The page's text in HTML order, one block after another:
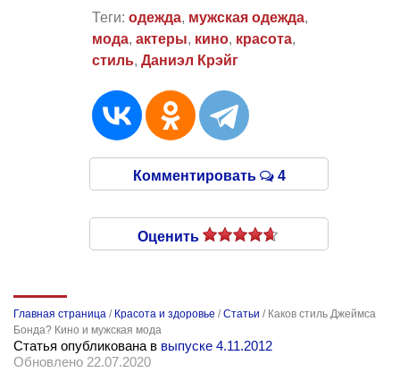
Теги: одежда, мужская одежда,
мода, актеры, кино, красота,
стиль, Даниэл Крэйг
Комментировать 4
Оценить
Главная страница / Красота и здоровье /Статьи / Каков стиль Джеймса
Бонда? Кино и мужская мода
Статья опубликована в выпуске 4.11.2012
Обновлено 22.07.2020